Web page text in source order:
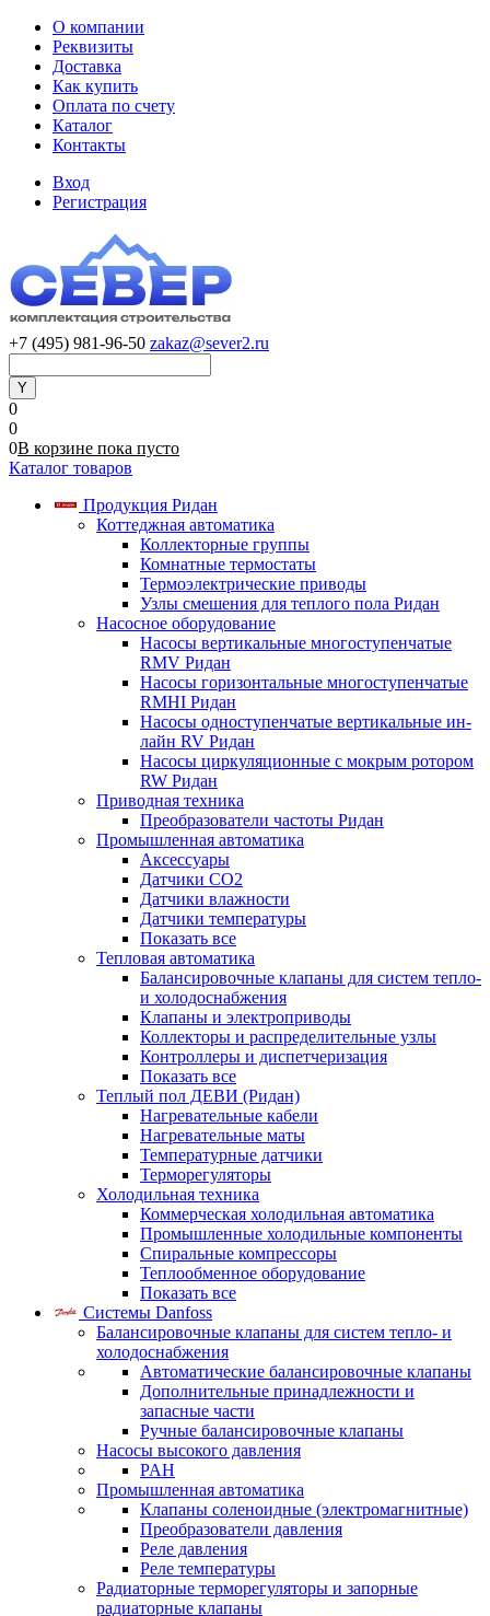
О компании
Реквизиты
Доставка
Как купить
Оплата по счету
Каталог
Контакты
Вход
Регистрация
+7 (495) 981-96-50 zakaz@sever2.ru
0
0
0В корзине пока пусто
Каталог товаров
Продукция Ридан
Коттеджная автоматика
Коллекторные группы
Комнатные термостаты
Термоэлектрические приводы
Узлы смешения для теплого пола Ридан
Насосное оборудование
Насосы вертикальные многоступенчатые
RMV Ридан
Насосы горизонтальные многоступенчатые
RMHI Ридан
Насосы одноступенчатые вертикальные ин-
лайн RV Ридан
Насосы циркуляционные с мокрым ротором
RW Ридан
Приводная техника
Преобразователи частоты Ридан
Промышленная автоматика
Аксессуары
Датчики CO2
Датчики влажности
Датчики температуры
Показать все
Тепловая автоматика
Балансировочные клапаны для систем тепло-
и холодоснабжения
Клапаны и электроприводы
Коллекторы и распределительные узлы
Контроллеры и диспетчеризация
Показать все
Теплый пол ДЕВИ (Ридан)
Нагревательные кабели
Нагревательные маты
Температурные датчики
Терморегуляторы
Холодильная техника
Коммерческая холодильная автоматика
Промышленные холодильные компоненты
Спиральные компрессоры
Теплообменное оборудование
Показать все
Системы Danfoss
Балансировочные клапаны для систем тепло- и
холодоснабжения
Автоматические балансировочные клапаны
Дополнительные принадлежности и
запасные части
Ручные балансировочные клапаны
Насосы высокого давления
PAH
Промышленная автоматика
Клапаны соленоидные (электромагнитные)
Преобразователи давления
Реле давления
Реле температуры
Радиаторные терморегуляторы и запорные
радиаторные клапаны